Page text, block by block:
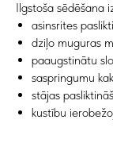
Ilgstoša sēdēšana
asinsrites
dziļo muguras
paaugstinātu
saspringumu
stājas
kustību